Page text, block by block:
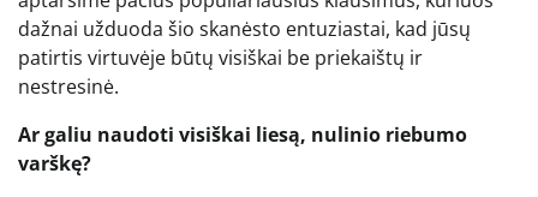
dažnai užduoda šio skanėsto entuziastai, kad jūsų
patirtis virtuvėje būtų visiškai be priekaištų ir
nestresinė.
Ar galiu naudoti visiškai liesą, nulinio riebumo
varškę?